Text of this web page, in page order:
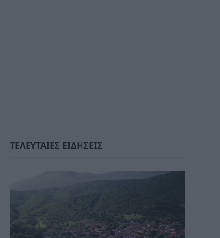
ΤΕΛΕΥΤΑΙΕΣ ΕΙΔΗΣΕΙΣ